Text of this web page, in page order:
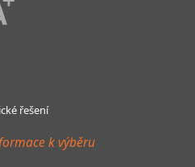
řešení
k výběru